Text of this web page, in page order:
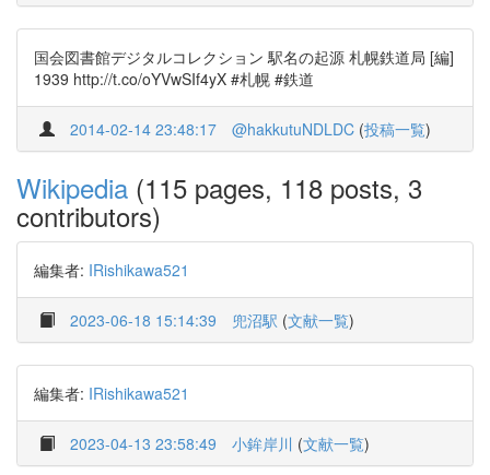
国会図書館デジタルコレクション 駅名の起源 札幌鉄道局 [編]
1939 http://t.co/oYVwSIf4yX #札幌 #鉄道
2014-02-14 23:48:17 @hakkutuNDLDC (投稿一覧)
Wikipedia (115 pages, 118 posts, 3
contributors)
編集者: IRishikawa521
2023-06-18 15:14:39 兜沼駅 (文献一覧)
編集者: IRishikawa521
2023-04-13 23:58:49 小鉾岸川 (文献一覧)